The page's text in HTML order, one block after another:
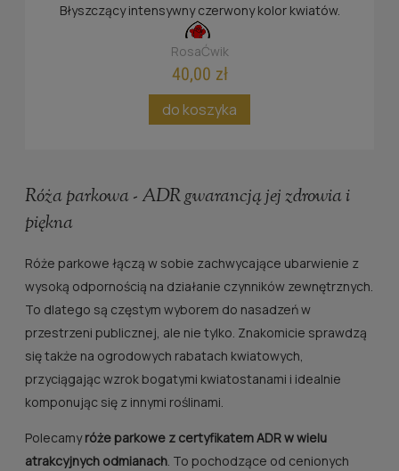
Błyszczący intensywny czerwony kolor kwiatów.
RosaĆwik
40,00 zł
do koszyka
Róża parkowa - ADR gwarancją jej zdrowia i
piękna
Róże parkowe łączą w sobie zachwycające ubarwienie z
wysoką odpornością na działanie czynników zewnętrznych.
To dlatego są częstym wyborem do nasadzeń w
przestrzeni publicznej, ale nie tylko. Znakomicie sprawdzą
się także na ogrodowych rabatach kwiatowych,
przyciągając wzrok bogatymi kwiatostanami i idealnie
komponując się z innymi roślinami.
Polecamyróże parkowe z certyfikatem ADR w wielu
atrakcyjnych odmianach. To pochodzące od cenionych